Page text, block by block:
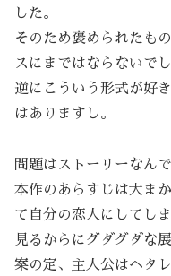
した。
そのため褒められたも
スにまではならないでし
逆にこういう形式が好
はありますし。
問題はストーリーなんで
本作のあらすじは大ま
て自分の恋人にしてし
見るからにグダグダな
案の定、主人公はヘタ